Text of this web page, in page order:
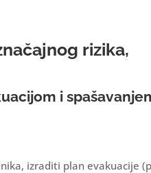
rizika,
i
izraditi plan evakuacije